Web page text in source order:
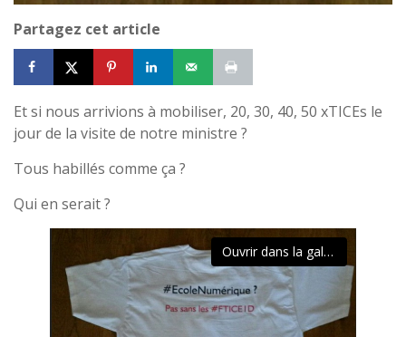
Partagez cet article
Et si nous arrivions à mobiliser, 20, 30, 40, 50 xTICEs le
jour de la visite de notre ministre ?
Tous habillés comme ça ?
Qui en serait ?
Ouvrir dans la galerie